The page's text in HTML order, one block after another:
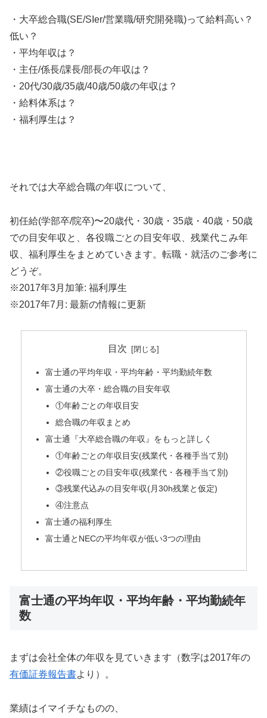
・大卒総合職(SE/SIer/営業職/研究開発職)って給料高い？
低い？
・平均年収は？
・主任/係長/課長/部長の年収は？
・20代/30歳/35歳/40歳/50歳の年収は？
・給料体系は？
・福利厚生は？
それでは大卒総合職の年収について、
初任給(学部卒/院卒)〜20歳代・30歳・35歳・40歳・50歳
での目安年収と、各役職ごとの目安年収、残業代こみ年
収、福利厚生をまとめていきます。転職・就活のご参考に
どうぞ。
※2017年3月加筆: 福利厚生
※2017年7月: 最新の情報に更新
目次
富士通の平均年収・平均年齢・平均勤続年数
富士通の大卒・総合職の目安年収
①年齢ごとの年収目安
総合職の年収まとめ
富士通『大卒総合職の年収』をもっと詳しく
①年齢ごとの年収目安(残業代・各種手当て別)
②役職ごとの目安年収(残業代・各種手当て別)
③残業代込みの目安年収(月30h残業と仮定)
④注意点
富士通の福利厚生
富士通とNECの平均年収が低い3つの理由
富士通の平均年収・平均年齢・平均勤続年
数
まずは会社全体の年収を見ていきます（数字は2017年の
有価証券報告書より）。
業績はイマイチなものの、